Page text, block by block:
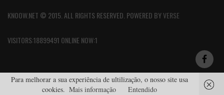
KNOOW.NET © 2015. ALL RIGHTS RESERVED. POWERED BYVERSE
VISITORS:18899491 ONLINE NOW:1
Para melhorar a sua experiência de ultilização, o nosso site usa
cookies. Mais informação Entendido